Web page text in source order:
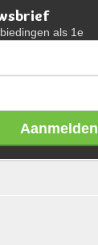
als 1e
Aanmelden